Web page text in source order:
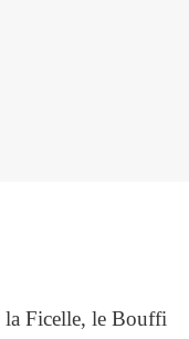
la Ficelle, le Bouffi